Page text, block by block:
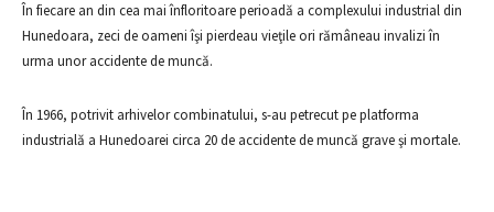
În fiecare an din cea mai înfloritoare perioadă a complexului industrial din
Hunedoara, zeci de oameni îşi pierdeau vieţile ori rămâneau invalizi în
urma unor accidente de muncă.
În 1966, potrivit arhivelor combinatului, s-au petrecut pe platforma
industrială a Hunedoarei circa 20 de accidente de muncă grave şi mortale.